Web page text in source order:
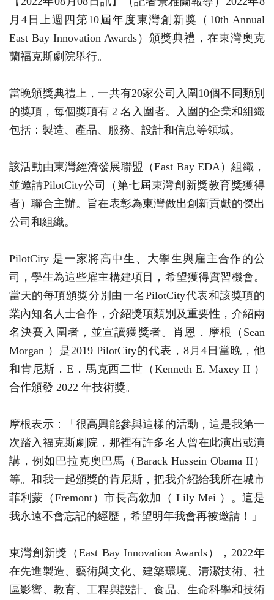
月4日上週四第10屆年度東灣創新獎（10th Annual
East Bay Innovation Awards）頒獎典禮，在東灣奧克
蘭福克斯劇院舉行。
當晚頒獎典禮上，一共有20家公司入圍10個不同類別
的獎項，每個獎項有 2 名入圍者。入圍的企業和組織
包括：製造、產品、服務、設計和信息等領域。
該活動由東灣經濟發展聯盟（East Bay EDA）組織，
並邀請PilotCity公司（第七屆東灣創新獎教育獎獲得
者）聯合主辦。旨在表彰為東灣做出創新貢獻的傑出
公司和組織。
PilotCity 是一家將高中生、大學生與雇主合作的公
司，學生為這些雇主構建項目，希望獲得實習機會。
當天的每項頒獎分別由一名PilotCity代表和該獎項的
業內知名人士合作，介紹獎項類別及重要性，介紹兩
名決賽入圍者，並宣讀獲獎者。肖恩．摩根（Sean
Morgan ）是2019 PilotCity的代表，8月4日當晚，他
和肯尼斯．E．馬克西二世（Kenneth E. Maxey II ）
合作頒發 2022 年技術獎。
摩根表示：「很高興能參與這樣的活動，這是我第一
次踏入福克斯劇院，那裡有許多名人曾在此演出或演
講，例如巴拉克奧巴馬（Barack Hussein Obama II）
等。和我一起頒獎的肯尼斯，把我介紹給我所在城市
菲利蒙（Fremont）市長高敘加（ Lily Mei ）。這是
我永遠不會忘記的經歷，希望明年我會再被邀請！」
東灣創新獎（East Bay Innovation Awards），2022年
在先進製造、藝術與文化、建築環境、清潔技術、社
區影響、教育、工程與設計、食品、生命科學和技術